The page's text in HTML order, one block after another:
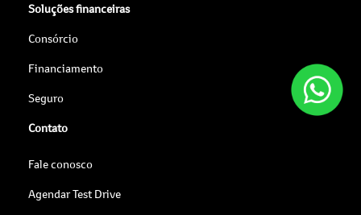
Soluções financeiras
Consórcio
Financiamento
Seguro
Contato
Fale conosco
Agendar Test Drive